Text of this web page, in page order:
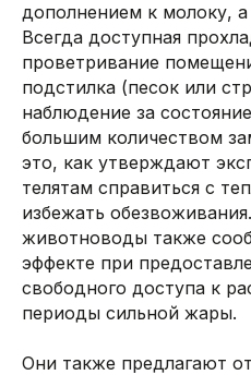
дополнением к молоку, а
Всегда доступная
проветривание
подстилка (песок или
наблюдение за
большим количеством
это, как утверждают
телятам справиться с
избежать
животноводы также
эффекте при
свободного доступа к
периоды сильной жары.
Они также предлагают